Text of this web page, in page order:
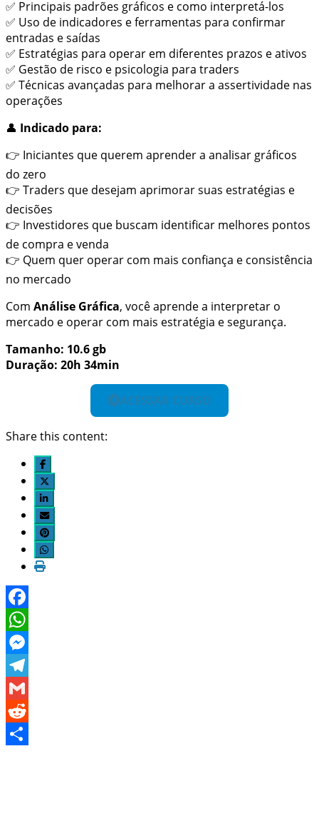
✅ Principais padrões gráficos e como interpretá-los
✅ Uso de indicadores e ferramentas para confirmar
entradas e saídas
✅ Estratégias para operar em diferentes prazos e ativos
✅ Gestão de risco e psicologia para traders
✅ Técnicas avançadas para melhorar a assertividade nas
operações
👤 Indicado para:
👉 Iniciantes que querem aprender a analisar gráficos
do zero
👉 Traders que desejam aprimorar suas estratégias e
decisões
👉 Investidores que buscam identificar melhores pontos
de compra e venda
👉 Quem quer operar com mais confiança e consistência
no mercado
Com Análise Gráfica, você aprende a interpretar o
mercado e operar com mais estratégia e segurança.
Tamanho: 10.6 gb
Duração: 20h 34min
ACESSAR CURSO
Share this content:
Facebook
WhatsApp
Messenger
Telegram
Gmail
Reddit